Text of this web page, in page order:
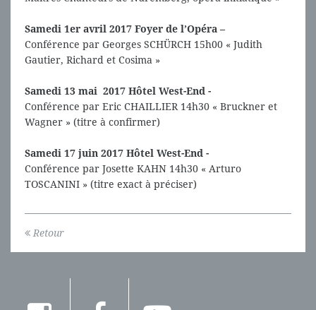
Samedi 1er avril 2017 Foyer de l’Opéra –
Conférence par Georges SCHÜRCH 15h00 « Judith
Gautier, Richard et Cosima »
Samedi 13 mai 2017 Hôtel West-End -
Conférence par Eric CHAILLIER 14h30 « Bruckner et
Wagner » (titre à confirmer)
Samedi 17 juin 2017 Hôtel West-End -
Conférence par Josette KAHN 14h30 « Arturo
TOSCANINI » (titre exact à préciser)
Retour